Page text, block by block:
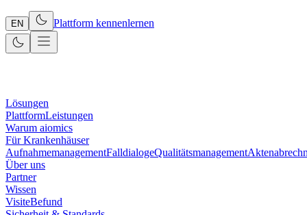
EN Plattform kennenlernen
Lösungen
PlattformLeistungen
Warum aiomics
Für Krankenhäuser
AufnahmemanagementFalldialogeQualitätsmanagement
Über uns
Partner
Wissen
VisiteBefund